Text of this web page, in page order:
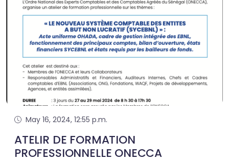
May 16, 2024, 12:55 p.m.
ATELIR DE FORMATION
PROFESSIONNELLE ONECCA